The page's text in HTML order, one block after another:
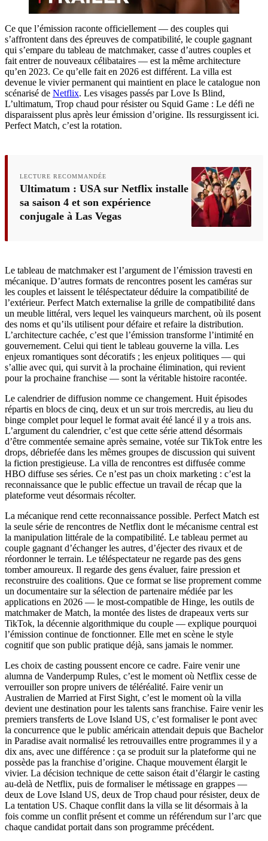
Ce que l’émission raconte officiellement — des couples qui
s’affrontent dans des épreuves de compatibilité, le couple gagnant
qui s’empare du tableau de matchmaker, casse d’autres couples et
fait entrer de nouveaux célibataires — est la même architecture
qu’en 2023. Ce qu’elle fait en 2026 est différent. La villa est
devenue le vivier permanent qui maintient en place le catalogue non
scénarisé de Netflix. Les visages passés par Love Is Blind,
L’ultimatum, Trop chaud pour résister ou Squid Game : Le défi ne
disparaissent plus après leur émission d’origine. Ils ressurgissent ici.
Perfect Match, c’est la rotation.
LECTURE RECOMMANDÉE
Ultimatum : USA sur Netflix installe
sa saison 4 et son expérience
conjugale à Las Vegas
Le tableau de matchmaker est l’argument de l’émission travesti en
mécanique. D’autres formats de rencontres posent les caméras sur
les couples et laissent le téléspectateur déduire la compatibilité de
l’extérieur. Perfect Match externalise la grille de compatibilité dans
un meuble littéral, vers lequel les vainqueurs marchent, où ils posent
des noms et qu’ils utilisent pour défaire et refaire la distribution.
L’architecture cachée, c’est que l’émission transforme l’intimité en
gouvernement. Celui qui tient le tableau gouverne la villa. Les
enjeux romantiques sont décoratifs ; les enjeux politiques — qui
s’allie avec qui, qui survit à la prochaine élimination, qui revient
pour la prochaine franchise — sont la véritable histoire racontée.
Le calendrier de diffusion nomme ce changement. Huit épisodes
répartis en blocs de cinq, deux et un sur trois mercredis, au lieu du
binge complet pour lequel le format avait été lancé il y a trois ans.
L’argument du calendrier, c’est que cette série attend désormais
d’être commentée semaine après semaine, votée sur TikTok entre les
drops, débriefée dans les mêmes groupes de discussion qui suivent
la fiction prestigieuse. La villa de rencontres est diffusée comme
HBO diffuse ses séries. Ce n’est pas un choix marketing : c’est la
reconnaissance que le public effectue un travail de récap que la
plateforme veut désormais récolter.
La mécanique rend cette reconnaissance possible. Perfect Match est
la seule série de rencontres de Netflix dont le mécanisme central est
la manipulation littérale de la compatibilité. Le tableau permet au
couple gagnant d’échanger les autres, d’éjecter des rivaux et de
réordonner le terrain. Le téléspectateur ne regarde pas des gens
tomber amoureux. Il regarde des gens évaluer, faire pression et
reconstruire des coalitions. Que ce format se lise proprement comme
un documentaire sur la sélection de partenaire médiée par les
applications en 2026 — le most-compatible de Hinge, les outils de
matchmaker de Match, la montée des listes de drapeaux verts sur
TikTok, la décennie algorithmique du couple — explique pourquoi
l’émission continue de fonctionner. Elle met en scène le style
cognitif que son public pratique déjà, sans jamais le nommer.
Les choix de casting poussent encore ce cadre. Faire venir une
alumna de Vanderpump Rules, c’est le moment où Netflix cesse de
verrouiller son propre univers de téléréalité. Faire venir un
Australien de Married at First Sight, c’est le moment où la villa
devient une destination pour les talents sans franchise. Faire venir les
premiers transferts de Love Island US, c’est formaliser le pont avec
la concurrence que le public américain attendait depuis que Bachelor
in Paradise avait normalisé les retrouvailles entre programmes il y a
dix ans, avec une différence : ça se produit sur la plateforme qui ne
possède pas la franchise d’origine. Chaque mouvement élargit le
vivier. La décision technique de cette saison était d’élargir le casting
au-delà de Netflix, puis de formaliser le métissage en grappes —
deux de Love Island US, deux de Trop chaud pour résister, deux de
La tentation US. Chaque conflit dans la villa se lit désormais à la
fois comme un conflit présent et comme un référendum sur l’arc que
chaque candidat portait dans son programme précédent.